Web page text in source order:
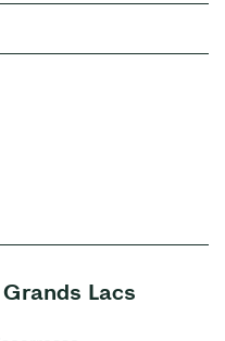
Lacs